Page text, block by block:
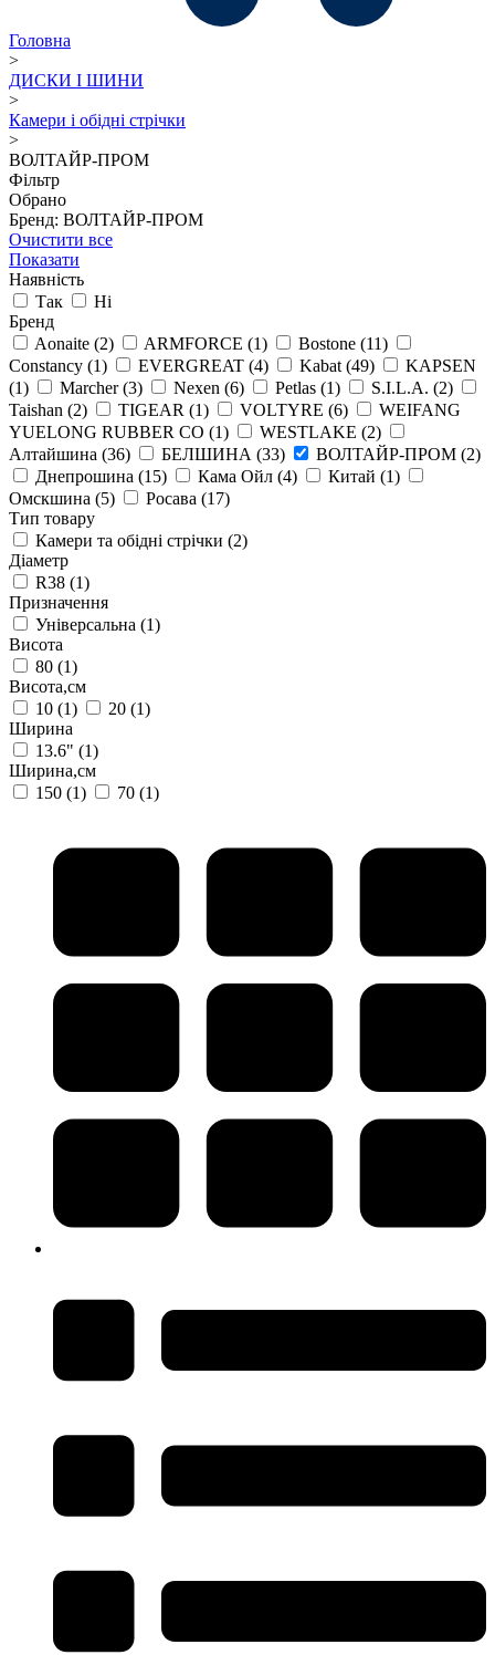
Головна
>
ДИСКИ І ШИНИ
>
Камери і обідні стрічки
>
ВОЛТАЙР-ПРОМ
Фільтр
Обрано
Бренд: ВОЛТАЙР-ПРОМ
Очистити все
Показати
Наявність
Так
Ні
Бренд
Aonaite (2) ARMFORCE (1) Bostone (11)
Constancy (1) EVERGREAT (4) Kabat (49)
KAPSEN
(1)
Marcher(3) Nexen (6) Petlas (1) S.I.L.A. (2)
Taishan (2) TIGEAR (1) VOLTYRE (6)
WEIFANG
YUELONG RUBBER CO (1) WESTLAKE (2)
Алтайшина (36) БЕЛШИНА (33) ВОЛТАЙР-ПРОМ (2)
Днепрошина (15) Кама Ойл (4) Китай (1)
Омскшина (5) Росава (17)
Тип товару
Камери та обідні стрічки (2)
Діаметр
R38 (1)
Призначення
Універсальна (1)
Висота
80 (1)
Висота,см
10 (1) 20 (1)
Ширина
13.6" (1)
Ширина,см
150 (1) 70 (1)